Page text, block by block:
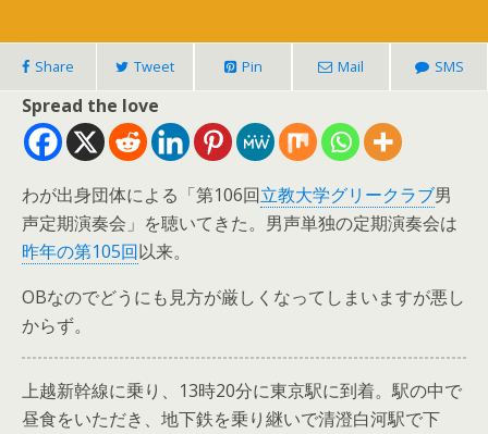
Share Tweet Pin Mail SMS
Spread the love
わが出身団体による「第106回立教大学グリークラブ男
声定期演奏会」を聴いてきた。男声単独の定期演奏会は
昨年の第105回以来。
OBなのでどうにも見方が厳しくなってしまいますが悪し
からず。
上越新幹線に乗り、13時20分に東京駅に到着。駅の中で
昼食をいただき、地下鉄を乗り継いで清澄白河駅で下